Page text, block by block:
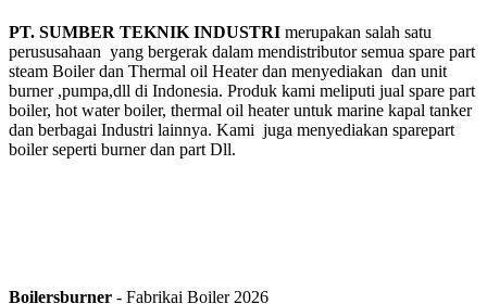
PT. SUMBER TEKNIK INDUSTRI merupakan salah satu
perususahaan yang bergerak dalam mendistributor semua spare part
steam Boiler dan Thermal oil Heater dan menyediakan dan unit
burner ,pumpa,dll di Indonesia. Produk kami meliputi jual spare part
boiler, hot water boiler, thermal oil heater untuk marine kapal tanker
dan berbagai Industri lainnya. Kami juga menyediakan sparepart
boiler seperti burner dan part Dll.
Boilersburner - Fabrikai Boiler 2026